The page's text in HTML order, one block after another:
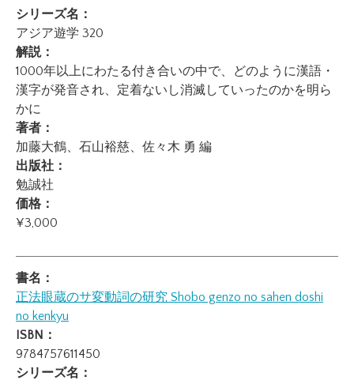
シリーズ名：
アジア遊学 320
解説：
1000年以上にわたる付き合いの中で、どのように漢語・
漢字が発音され、定着ないし消滅していったのかを明ら
かに
著者：
加藤大鶴、石山裕慈、佐々木 勇 編
出版社：
勉誠社
価格：
¥3,000
書名：
正法眼蔵のサ変動詞の研究 Shobo genzo no sahen doshi
no kenkyu
ISBN：
9784757611450
シリーズ名：